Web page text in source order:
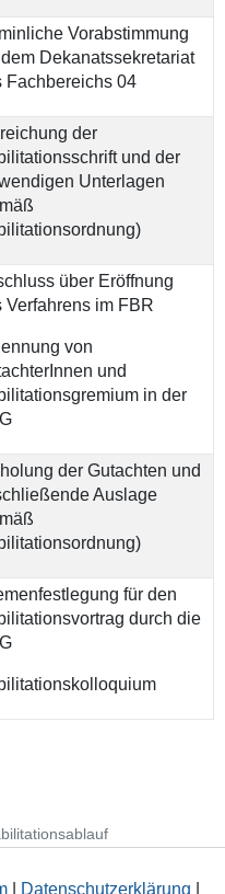
Vorabstimmung
Dekanatssekretariat
Fachbereichs 04
der
und der
Unterlagen
über Eröffnung
Verfahrens im FBR
von
und
in der
der Gutachten und
Auslage
für den
durch die
Datenschutzerklärung